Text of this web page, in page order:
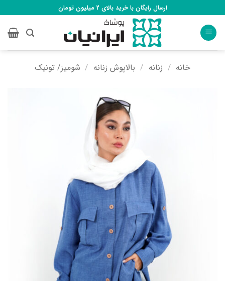
to
content
ارسال رایگان با خرید بالای 2 میلیون تومان
خانه / زنانه / بالاپوش زنانه / شومیز/ تونیک